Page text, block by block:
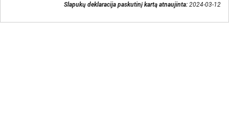
Slapukų deklaracija paskutinį kartą atnaujinta: 2024-03-12